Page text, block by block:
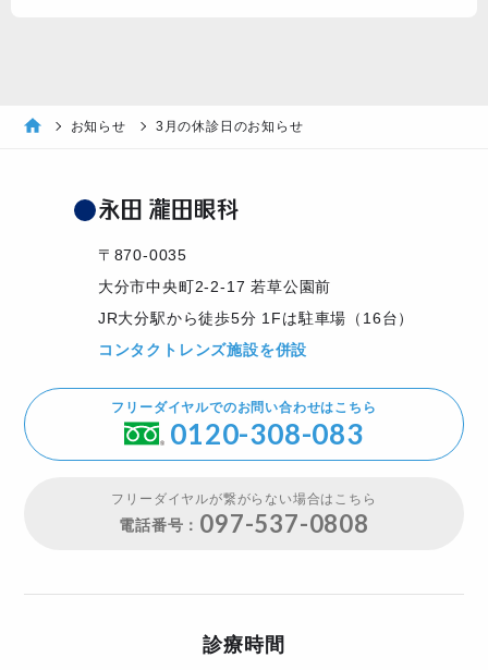
お知らせ 3月の休診日のお知らせ
〒870-0035
⼤分市中央町2-2-17 若草公園前
JR大分駅から徒歩5分 1Fは駐車場（16台）
コンタクトレンズ施設を併設
フリーダイヤルでのお問い合わせはこちら
0120-308-083
フリーダイヤルが繋がらない場合はこちら
電話番号： 097-537-0808
診療時間